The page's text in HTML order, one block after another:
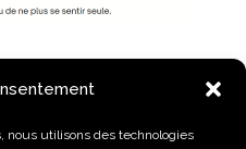
nous utilisons des technologies